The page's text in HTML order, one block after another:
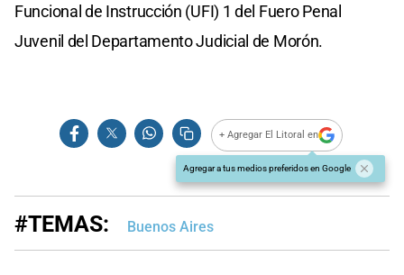
Funcional de Instrucción (UFI) 1 del Fuero Penal
Juvenil del Departamento Judicial de Morón.
+ Agregar El Litoral en
Agregar a tus medios preferidos en Google
#TEMAS: Buenos Aires